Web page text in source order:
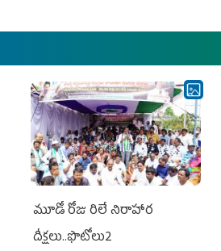
మూడో రోజు రిలే నిరాహార
దీక్షలు..ఫొటోలు2